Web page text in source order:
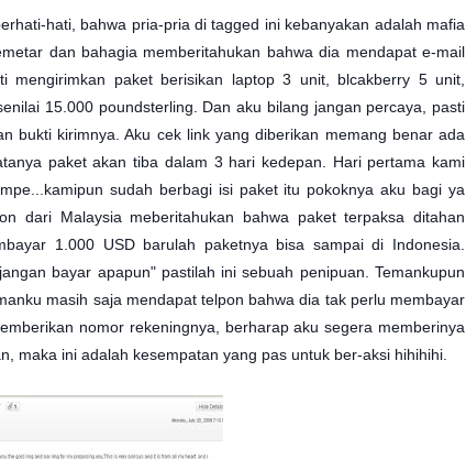
hati, bahwa pria-pria di tagged ini kebanyakan adalah mafia
dan bahagia memberitahukan bahwa dia mendapat e-mail
mengirimkan paket berisikan laptop 3 unit, blcakberry 5 unit,
15.000 poundsterling. Dan aku bilang jangan percaya, pasti
bukti kirimnya. Aku cek link yang diberikan memang benar ada
paket akan tiba dalam 3 hari kedepan. Hari pertama kami
sudah berbagi isi paket itu pokoknya aku bagi ya
dari Malaysia meberitahukan bahwa paket terpaksa ditahan
1.000 USD barulah paketnya bisa sampai di Indonesia.
bayar apapun" pastilah ini sebuah penipuan. Temankupun
masih saja mendapat telpon bahwa dia tak perlu membayar
nomor rekeningnya, berharap aku segera memberinya
maka ini adalah kesempatan yang pas untuk ber-aksi hihihihi.